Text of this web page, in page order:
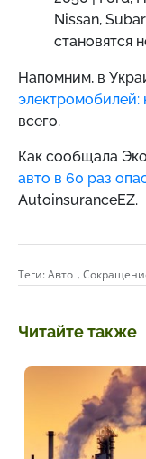
Nissan,
становятся
Напомним, в
всего.
Как сообщала
авто в 60 раз
AutoinsuranceEZ.
Теги:Авто ,
Читайте также